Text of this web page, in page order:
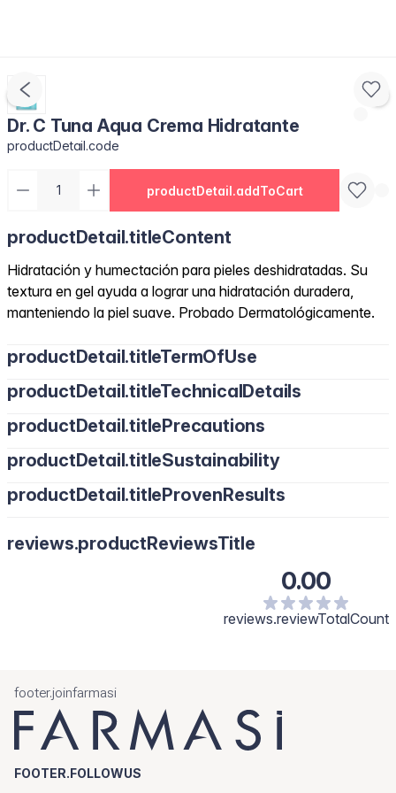
Dr. C Tuna Aqua Crema Hidratante
productDetail.code
productDetail.addToCart
productDetail.titleContent
Hidratación y humectación para pieles deshidratadas. Su
textura en gel ayuda a lograr una hidratación duradera,
manteniendo la piel suave. Probado Dermatológicamente.
productDetail.titleTermOfUse
productDetail.titleTechnicalDetails
productDetail.titlePrecautions
productDetail.titleSustainability
productDetail.titleProvenResults
reviews.productReviewsTitle
0.00
reviews.reviewTotalCount
footer.joinfarmasi
FOOTER.FOLLOWUS